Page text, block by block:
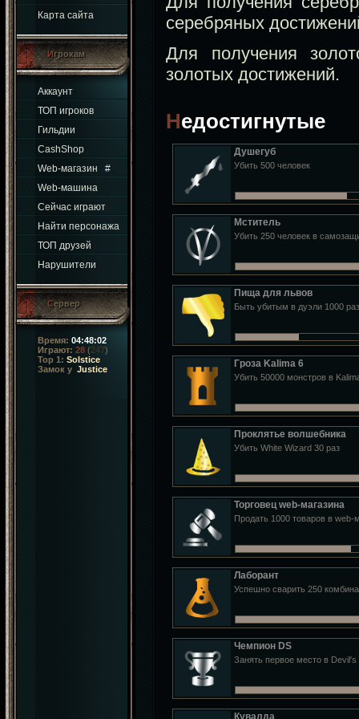
Карта сайта
Игрокам
Аккаунт
ТОП игроков
Гильдии
CashShop
Web-магазин
#
Web-машина
Сейчас играют
Найти персонажа
ТОП друзей
Нарушители
Сервер
Время: 04:48:02
Играют: 28 (247)
Top 1: Solstice
Замок у Justice
серебряных
Для получения
золотых достижений.
Недостигнутые
Душегуб
Убить 500 человек
Мститель
Убить 250 человек в
Пища для львов
Быть убитым в дуэли 1000 раз
Гроза Kalima 6
Убить 50000 монстров в
Проклятье волшебника
Убить White Wizard 30 раз
Торговец web-магазина
Продать 1000 товаров в web-
Лаборант
Успешно сварить 250
Чемпион DS
Занять первое место в Devil's
Кувалда